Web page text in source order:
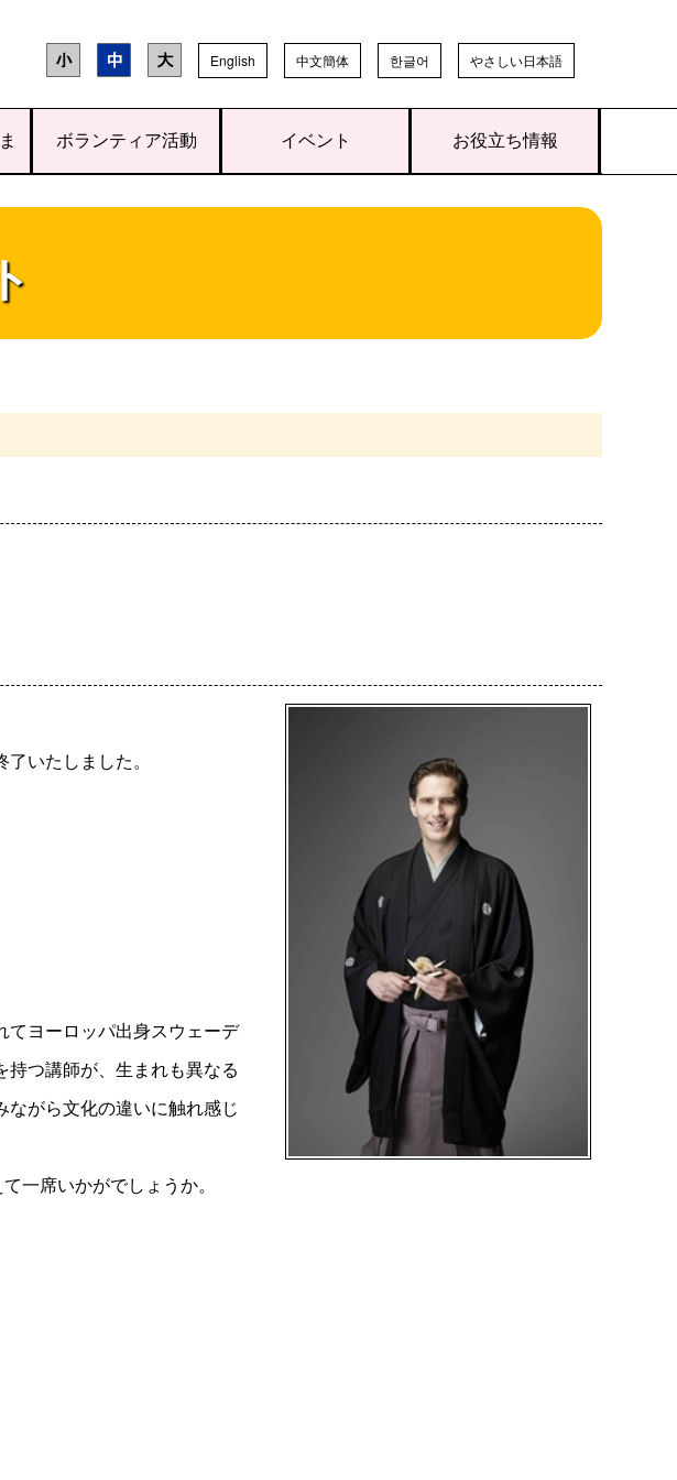
English 中文簡体 한글어 やさしい日本語
ボランティア活動 イベント お役立ち情報
いたしました。
てヨーロッパ出身スウェーデ
持つ講師が、生まれも異なる
ながら文化の違いに触れ感じ
一席いかがでしょうか。